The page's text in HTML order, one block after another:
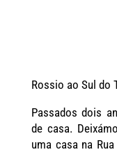
Rossio ao Sul do
Passados dois
de casa.
uma casa na